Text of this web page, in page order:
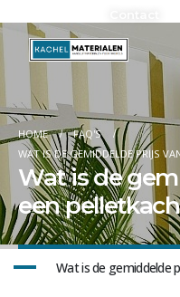
HOME
FAQ'S
WAT IS DE GEMIDDELDE PRIJS
Wat is de
een
A Wat is de gemiddelde